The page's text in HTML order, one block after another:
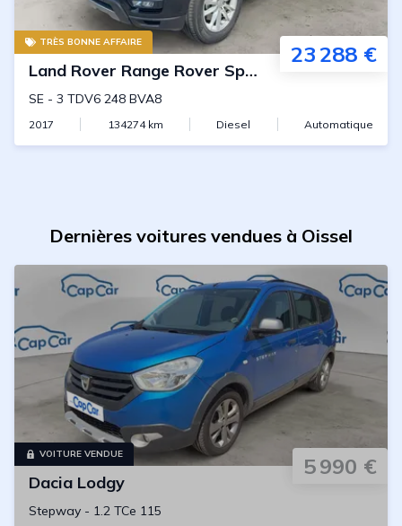
TRÈS BONNE AFFAIRE 23 288 €
Land Rover Range Rover Sport
SE - 3 TDV6 248 BVA8
2017 134274km Diesel Automatique
Dernières voitures vendues à Oissel
VOITURE VENDUE 5 990 €
Dacia Lodgy
Stepway - 1.2 TCe 115